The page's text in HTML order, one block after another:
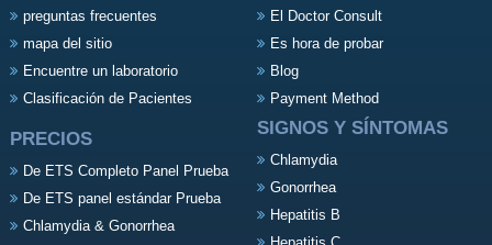
preguntas frecuentes
mapa del sitio
Encuentre un laboratorio
Clasificación de Pacientes
El Doctor Consult
Es hora de probar
Blog
Payment Method
PRECIOS
De ETS Completo Panel Prueba
De ETS panel estándar Prueba
Chlamydia & Gonorrhea
SIGNOS Y SÍNTOMAS
Chlamydia
Gonorrhea
Hepatitis B